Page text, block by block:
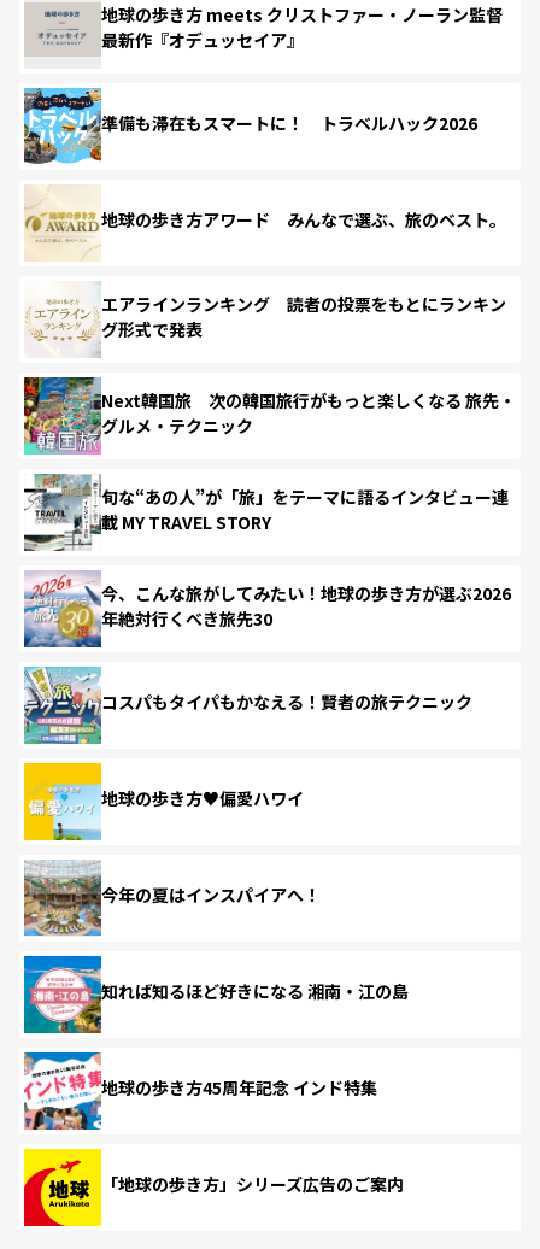
地球の歩き方 meets クリストファー・ノーラン監督
最新作『オデュッセイア』
準備も滞在もスマートに！ トラベルハック2026
地球の歩き方アワード みんなで選ぶ、旅のベスト。
エアラインランキング 読者の投票をもとにランキン
グ形式で発表
Next韓国旅 次の韓国旅行がもっと楽しくなる 旅先・
グルメ・テクニック
旬な“あの人”が「旅」をテーマに語るインタビュー連
載 MY TRAVEL STORY
今、こんな旅がしてみたい！地球の歩き方が選ぶ2026
年絶対行くべき旅先30
コスパもタイパもかなえる！賢者の旅テクニック
地球の歩き方♥偏愛ハワイ
今年の夏はインスパイアへ！
知れば知るほど好きになる 湘南・江の島
地球の歩き方45周年記念 インド特集
「地球の歩き方」シリーズ広告のご案内